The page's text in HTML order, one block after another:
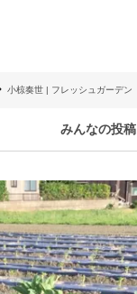
小椋奏世 | フレッシュガーデン
みんなの投稿